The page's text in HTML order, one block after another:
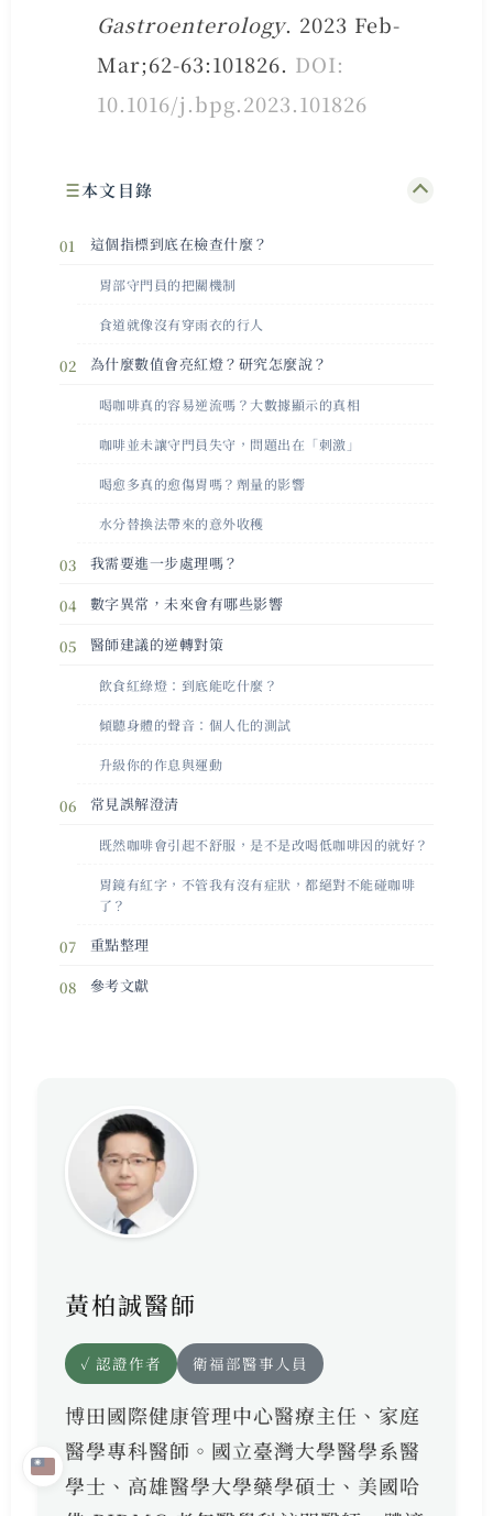
Gastroenterology. 2023 Feb-
Mar;62-63:101826. DOI:
10.1016/j.bpg.2023.101826
本文目錄
這個指標到底在檢查什麼？
胃部守門員的把關機制
食道就像沒有穿雨衣的行人
為什麼數值會亮紅燈？研究怎麼說？
喝咖啡真的容易逆流嗎？大數據顯示的真相
咖啡並未讓守門員失守，問題出在「刺激」
喝愈多真的愈傷胃嗎？劑量的影響
水分替換法帶來的意外收穫
我需要進一步處理嗎？
數字異常，未來會有哪些影響
醫師建議的逆轉對策
飲食紅綠燈：到底能吃什麼？
傾聽身體的聲音：個人化的測試
升級你的作息與運動
常見誤解澄清
既然咖啡會引起不舒服，是不是改喝低咖啡因的就好？
胃鏡有紅字，不管我有沒有症狀，都絕對不能碰咖啡
了？
重點整理
參考文獻
黃柏誠醫師
✓ 認證作者 衛福部醫事人員
博田國際健康管理中心醫療主任、家庭
醫學專科醫師。國立臺灣大學醫學系醫
學士、高雄醫學大學藥學碩士、美國哈